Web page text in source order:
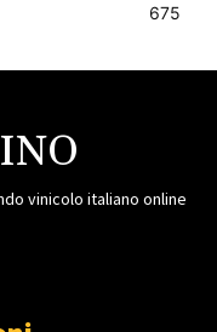
675
vinicolo italiano online